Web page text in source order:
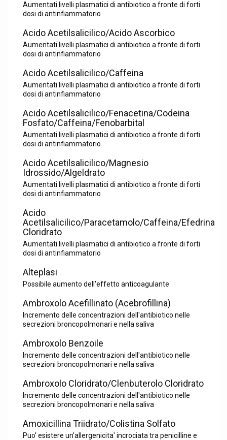
Aumentati livelli plasmatici di antibiotico a fronte di forti
dosi di antinfiammatorio
Acido Acetilsalicilico/Acido Ascorbico
Aumentati livelli plasmatici di antibiotico a fronte di forti
dosi di antinfiammatorio
Acido Acetilsalicilico/Caffeina
Aumentati livelli plasmatici di antibiotico a fronte di forti
dosi di antinfiammatorio
Acido Acetilsalicilico/Fenacetina/Codeina
Fosfato/Caffeina/Fenobarbital
Aumentati livelli plasmatici di antibiotico a fronte di forti
dosi di antinfiammatorio
Acido Acetilsalicilico/Magnesio
Idrossido/Algeldrato
Aumentati livelli plasmatici di antibiotico a fronte di forti
dosi di antinfiammatorio
Acido
Acetilsalicilico/Paracetamolo/Caffeina/Efedrina
Cloridrato
Aumentati livelli plasmatici di antibiotico a fronte di forti
dosi di antinfiammatorio
Alteplasi
Possibile aumento dell'effetto anticoagulante
Ambroxolo Acefillinato (Acebrofillina)
Incremento delle concentrazioni dell'antibiotico nelle
secrezioni broncopolmonari e nella saliva
Ambroxolo Benzoile
Incremento delle concentrazioni dell'antibiotico nelle
secrezioni broncopolmonari e nella saliva
Ambroxolo Cloridrato/Clenbuterolo Cloridrato
Incremento delle concentrazioni dell'antibiotico nelle
secrezioni broncopolmonari e nella saliva
Amoxicillina Triidrato/Colistina Solfato
Puo' esistere un'allergenicita' incrociata tra penicilline e